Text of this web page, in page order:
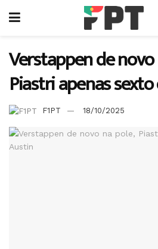
Verstappen de
Piastri apenas
F1PT 18/10/2025